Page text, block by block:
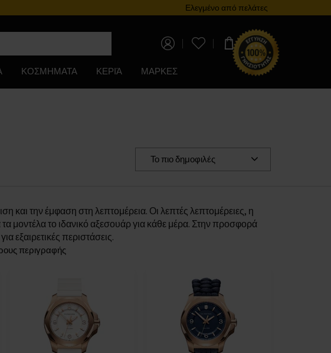
Πρόγραμμα επιβράβευσηςΕλεγμένο από πελάτες
0,00 €
ΚΟΣΜΗΜΑΤΑ ΚΕΡΙΆ ΜΑΡΚΕΣ
Το πιο δημοφιλές
και την έμφαση στη λεπτομέρεια. Οι λεπτές λεπτομέρειες, η
μοντέλα το ιδανικό αξεσουάρ για κάθε μέρα. Στην προσφορά
εξαιρετικές περιστάσεις.
περιγραφής